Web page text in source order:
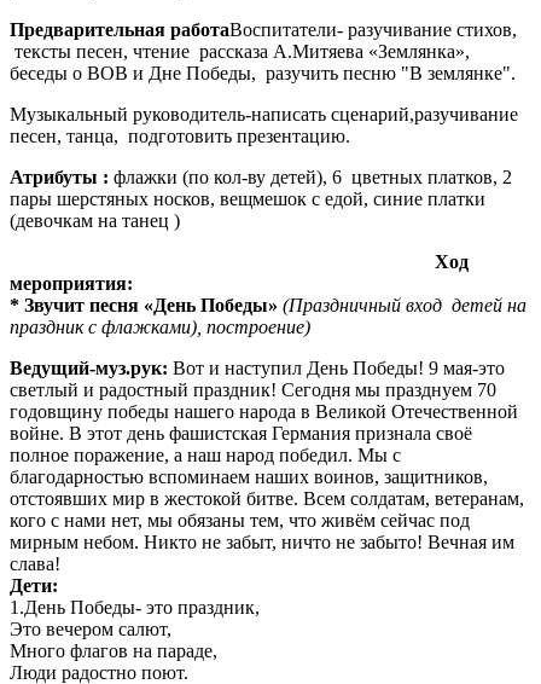
Предварительная работаВоспитатели- разучивание стихов,
тексты песен, чтение рассказа А.Митяева «Землянка»,
беседы о ВОВ и Дне Победы, разучить песню "В землянке".
Музыкальный руководитель-написать сценарий,разучивание
песен, танца, подготовить презентацию.
Атрибуты : флажки (по кол-ву детей), 6 цветных платков, 2
пары шерстяных носков, вещмешок с едой, синие платки
(девочкам на танец )
Ход
мероприятия:
* Звучит песня «День Победы» (Праздничный вход детей на
праздник с флажками), построение)
Ведущий-муз.рук: Вот и наступил День Победы! 9 мая-это
светлый и радостный праздник! Сегодня мы празднуем 70
годовщину победы нашего народа в Великой Отечественной
войне. В этот день фашистская Германия признала своё
полное поражение, а наш народ победил. Мы с
благодарностью вспоминаем наших воинов, защитников,
отстоявших мир в жестокой битве. Всем солдатам, ветеранам,
кого с нами нет, мы обязаны тем, что живём сейчас под
мирным небом. Никто не забыт, ничто не забыто! Вечная им
слава!
Дети:
1.День Победы- это праздник,
Это вечером салют,
Много флагов на параде,
Люди радостно поют.